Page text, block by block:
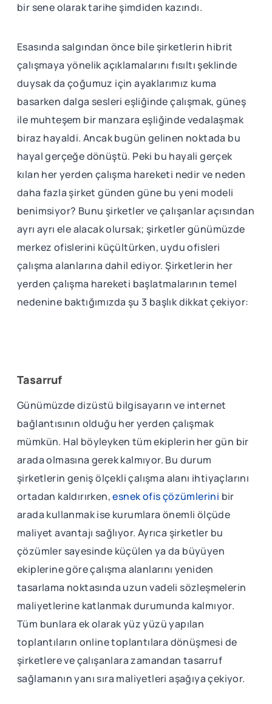
bir sene olarak tarihe şimdiden kazındı.
Esasında salgından önce bile şirketlerin hibrit
çalışmaya yönelik açıklamalarını fısıltı şeklinde
duysak da çoğumuz için ayaklarımız kuma
basarken dalga sesleri eşliğinde çalışmak, güneş
ile muhteşem bir manzara eşliğinde vedalaşmak
biraz hayaldi. Ancak bugün gelinen noktada bu
hayal gerçeğe dönüştü. Peki bu hayali gerçek
kılan her yerden çalışma hareketi nedir ve neden
daha fazla şirket günden güne bu yeni modeli
benimsiyor? Bunu şirketler ve çalışanlar açısından
ayrı ayrı ele alacak olursak; şirketler günümüzde
merkez ofislerini küçültürken, uydu ofisleri
çalışma alanlarına dahil ediyor. Şirketlerin her
yerden çalışma hareketi başlatmalarının temel
nedenine baktığımızda şu 3 başlık dikkat çekiyor:
Tasarruf
Günümüzde dizüstü bilgisayarın ve internet
bağlantısının olduğu her yerden çalışmak
mümkün. Hal böyleyken tüm ekiplerin her gün bir
arada olmasına gerek kalmıyor. Bu durum
şirketlerin geniş ölçekli çalışma alanı ihtiyaçlarını
ortadan kaldırırken,esnek ofis çözümlerini bir
arada kullanmak ise kurumlara önemli ölçüde
maliyet avantajı sağlıyor. Ayrıca şirketler bu
çözümler sayesinde küçülen ya da büyüyen
ekiplerine göre çalışma alanlarını yeniden
tasarlama noktasında uzun vadeli sözleşmelerin
maliyetlerine katlanmak durumunda kalmıyor.
Tüm bunlara ek olarak yüz yüzü yapılan
toplantıların online toplantılara dönüşmesi de
şirketlere ve çalışanlara zamandan tasarruf
sağlamanın yanı sıra maliyetleri aşağıya çekiyor.